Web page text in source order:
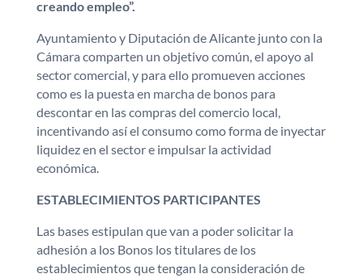
creando empleo”.
Ayuntamiento y Diputación de Alicante junto con la
Cámara comparten un objetivo común, el apoyo al
sector comercial, y para ello promueven acciones
como es la puesta en marcha de bonos para
descontar en las compras del comercio local,
incentivando así el consumo como forma de inyectar
liquidez en el sector e impulsar la actividad
económica.
ESTABLECIMIENTOS PARTICIPANTES
Las bases estipulan que van a poder solicitar la
adhesión a los Bonos los titulares de los
establecimientos que tengan la consideración de